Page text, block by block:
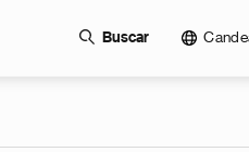
Buscar